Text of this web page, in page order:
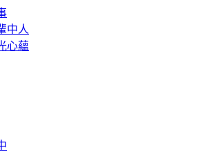
中人
心蘊